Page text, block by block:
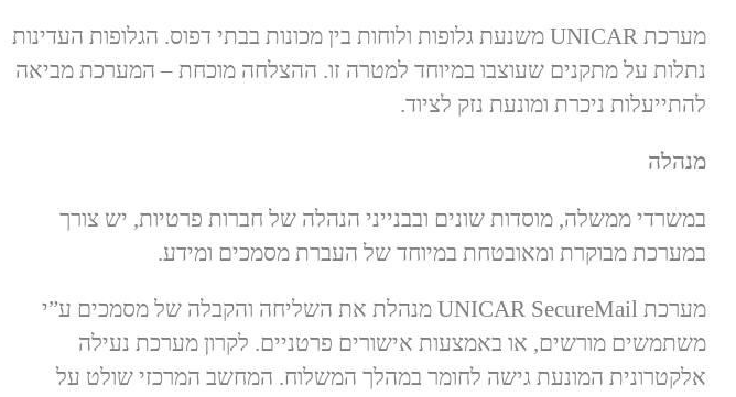
מערכת UNICAR משנעת גלופות ולוחות בין מכונות בבתי דפוס. הגלופות העדינות
נתלות על מתקנים שעוצבו במיוחד למטרה זו. ההצלחה מוכחת – המערכת מביאה
להתייעלות ניכרת ומונעת נזק לציוד.
מנהלה
במשרדי ממשלה, מוסדות שונים ובבנייני הנהלה של חברות פרטיות, יש צורך
במערכת מבוקרת ומאובטחת במיוחד של העברת מסמכים ומידע.
מערכת UNICAR SecureMail מנהלת את השליחה והקבלה של מסמכים ע”י
משתמשים מורשים, או באמצעות אישורים פרטניים. לקרון מערכת נעילה
אלקטרונית המונעת גישה לחומר במהלך המשלוח. המחשב המרכזי שולט על